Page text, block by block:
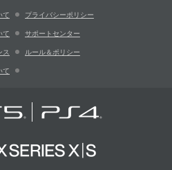
て プライバシーポリシー
て サポートセンター
ス ルール＆ポリシー
て